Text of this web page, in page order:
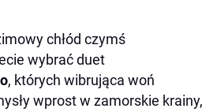
chłód czymś
wybrać duet
, których wibrująca woń
wprost w zamorskie krainy,